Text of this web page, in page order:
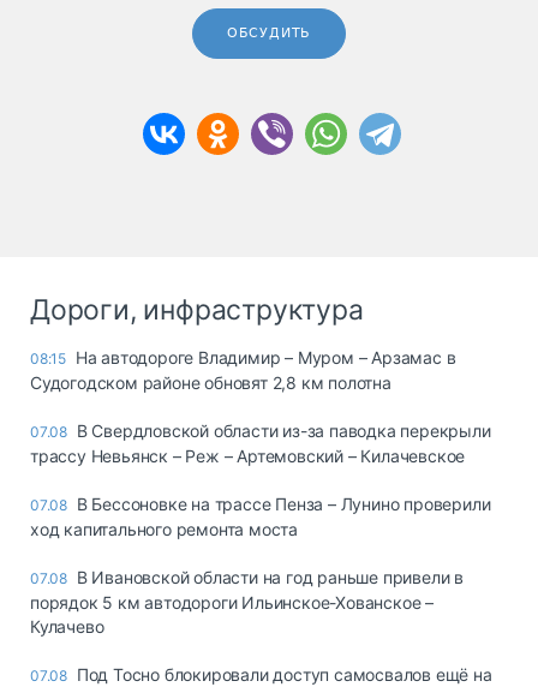
ОБСУДИТЬ
Дороги, инфраструктура
08:15 На автодороге Владимир – Муром – Арзамас в
Судогодском районе обновят 2,8 км полотна
07.08 В Свердловской области из-за паводка перекрыли
трассу Невьянск – Реж – Артемовский – Килачевское
07.08 В Бессоновке на трассе Пенза – Лунино проверили
ход капитального ремонта моста
07.08 В Ивановской области на год раньше привели в
порядок 5 км автодороги Ильинское-Хованское –
Кулачево
07.08 Под Тосно блокировали доступ самосвалов ещё на